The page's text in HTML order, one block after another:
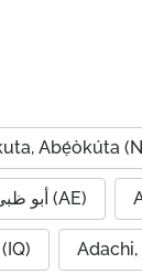
Abẹ́òkúta
Abu Dhabi, أبو ظبي (AE)
Ad Diwaniyah, الديوانية (IQ) Adachi,